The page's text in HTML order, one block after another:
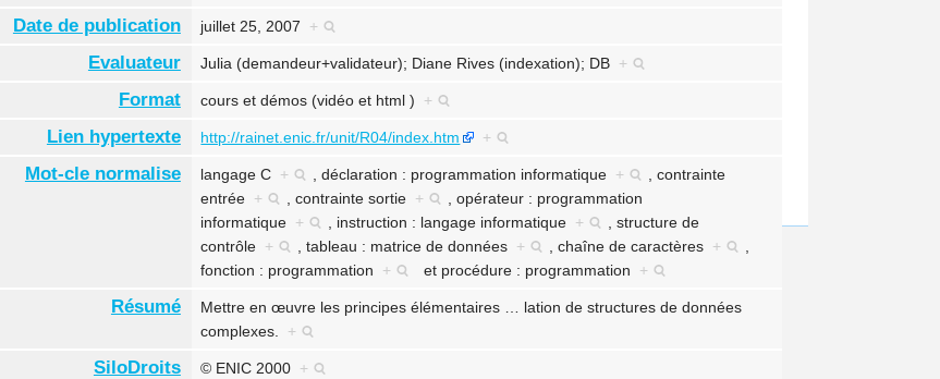
Date de publication juillet 25, 2007 +
Evaluateur Julia (demandeur+validateur); Diane Rives (indexation); DB +
Format cours et démos (vidéo et html ) +
Lien hypertexte http://rainet.enic.fr/unit/R04/index.htm +
Mot-cle normalise langage C + ,déclaration : programmation informatique + ,contrainte
entrée + ,contrainte sortie + ,opérateur : programmation
informatique + instruction : langage informatique + ,structure de
contrôle + ,tableau : matrice de données + ,chaîne de caractères +
fonction : programmation + et procédure : programmation +
Résumé Mettre en œuvre les principes élémentaires
lation de structures de données
complexes. +
SiloDroits © ENIC 2000 +